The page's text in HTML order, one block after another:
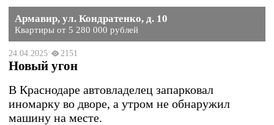
Армавир, ул. Кондратенко, д. 10
Квартиры от 5 280 000 рублей
24.04.2025 2151
Новый угон
В Краснодаре автовладелец запарковал
иномарку во дворе, а утром не обнаружил
машину на месте.